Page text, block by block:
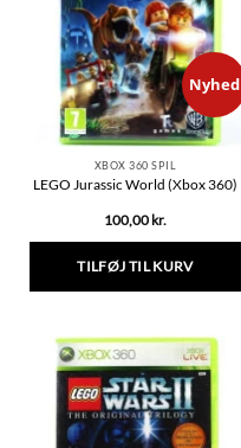
kan
vælges
på
varesidenNyhed
XBOX 360 SPIL
LEGO Jurassic World (Xbox 360)
100,00 kr.
TILFØJ TIL KURV